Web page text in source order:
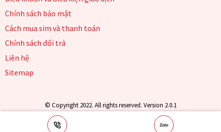
Chính sách bảo mật
Cách mua sim và thanh toán
Chính sách đổi trả
Liên hệ
Sitemap
© Copyright 2022. All rights reserved. Version 2.0.1